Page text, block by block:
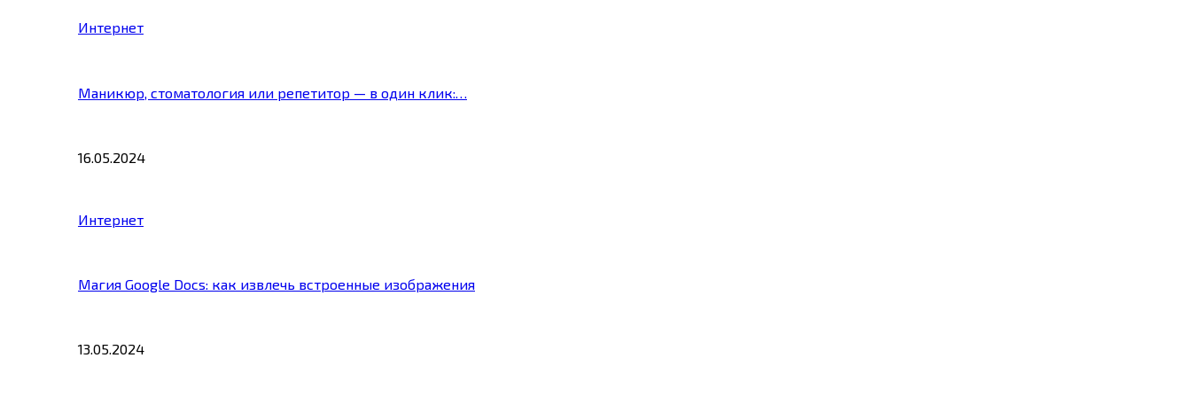
Интернет
Маникюр, стоматология или репетитор — в один клик:…
16.05.2024
Интернет
Магия Google Docs: как извлечь встроенные изображения
13.05.2024